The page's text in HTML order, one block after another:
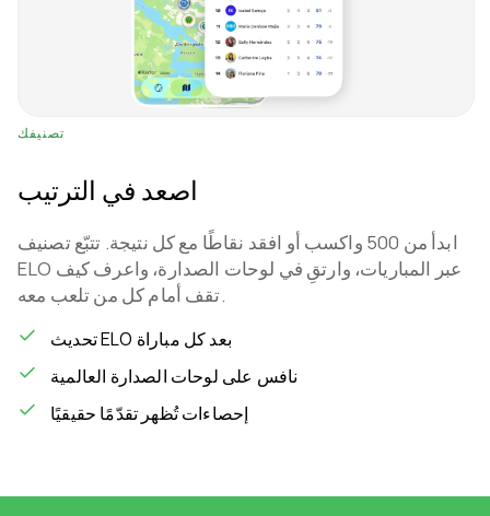
تصنيفك
اصعد في الترتيب
ابدأ من 500 واكسب أو افقد نقاطًا مع كل نتيجة. تتبّع تصنيف
ELO عبر المباريات، وارتقِ في لوحات الصدارة، واعرف كيف
تقف أمام كل من تلعب معه.
تحديث ELO بعد كل مباراة
نافس على لوحات الصدارة العالمية
إحصاءات تُظهر تقدّمًا حقيقيًا